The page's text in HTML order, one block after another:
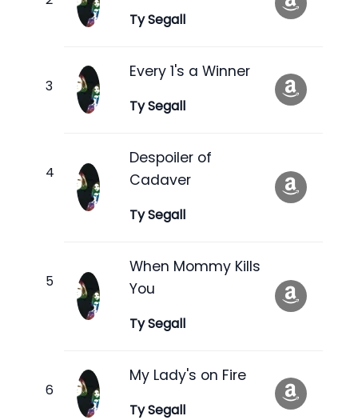
Ty Segall
Every 1's a Winner
Ty Segall
Despoiler of
Cadaver
Ty Segall
When Mommy Kills
You
Ty Segall
My Lady's on Fire
Ty Segall